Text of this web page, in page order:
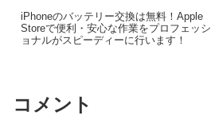
iPhoneのバッテリー交換は無料！Apple
Storeで便利・安心な作業をプロフェッシ
ョナルがスピーディーに行います！
コメント